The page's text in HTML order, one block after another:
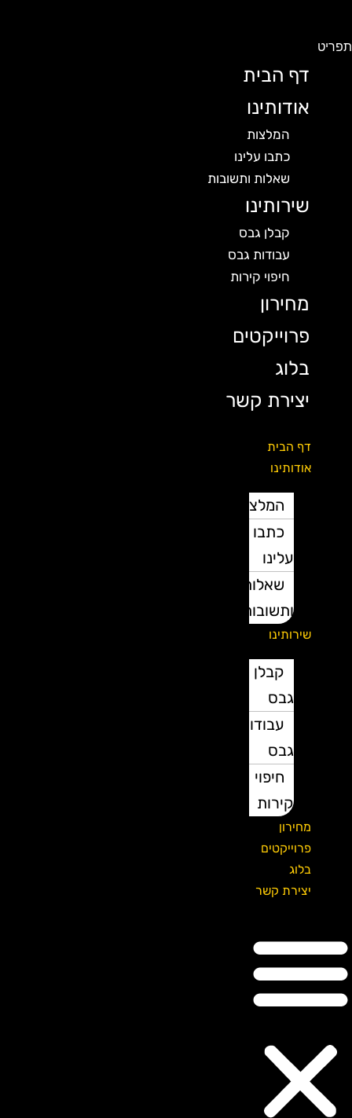
דף הבית
אודותינו
המלצות
כתבו עלינו
שאלות ותשובות
שירותינו
קבלן גבס
עבודות גבס
חיפוי קירות
מחירון
פרוייקטים
בלוג
יצירת קשר
דף הבית
אודותינו
המלצות
כתבו
עלינו
שאלות
ותשובות
שירותינו
קבלן
גבס
עבודות
גבס
חיפוי
קירות
מחירון
פרוייקטים
בלוג
יצירת קשר